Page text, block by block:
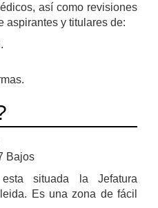
así como revisiones
aspirantes y titulares de:
Bajos
situada la Jefatura
Es una zona de fácil